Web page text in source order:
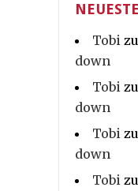
Tobi zu
down
Tobi zu
down
Tobi zu
down
Tobi zu